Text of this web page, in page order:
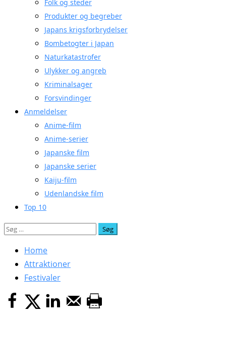
Folk og steder
Produkter og begreber
Japans krigsforbrydelser
Bombetogter i Japan
Naturkatastrofer
Ulykker og angreb
Kriminalsager
Forsvindinger
Anmeldelser
Anime-film
Anime-serier
Japanske film
Japanske serier
Kaiju-film
Udenlandske film
Top 10
Søg
Home
Attraktioner
Festivaler